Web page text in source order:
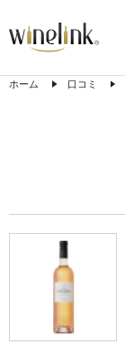
ホーム 口コミ